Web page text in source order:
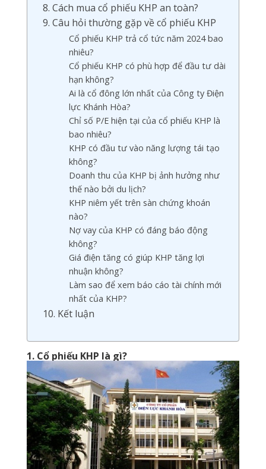
8. Cách mua cổ phiếu KHP an toàn?
9. Câu hỏi thường gặp về cổ phiếu KHP
Cổ phiếu KHP trả cổ tức năm 2024 bao
nhiêu?
Cổ phiếu KHP có phù hợp để đầu tư dài
hạn không?
Ai là cổ đông lớn nhất của Công ty Điện
lực Khánh Hòa?
Chỉ số P/E hiện tại của cổ phiếu KHP là
bao nhiêu?
KHP có đầu tư vào năng lượng tái tạo
không?
Doanh thu của KHP bị ảnh hưởng như
thế nào bởi du lịch?
KHP niêm yết trên sàn chứng khoán
nào?
Nợ vay của KHP có đáng báo động
không?
Giá điện tăng có giúp KHP tăng lợi
nhuận không?
Làm sao để xem báo cáo tài chính mới
nhất của KHP?
10. Kết luận
1. Cổ phiếu KHP là gì?